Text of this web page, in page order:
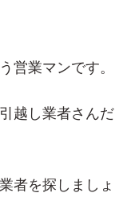
営業マンです。
越し業者さんだ
者を探しましょ